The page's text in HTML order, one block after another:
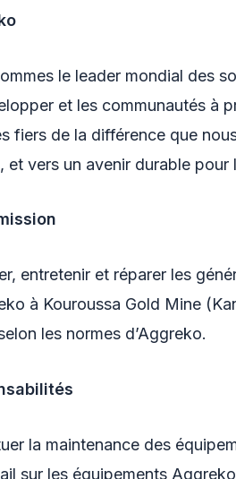
le leader mondial des
et les communautés à
fiers de la différence que
et vers un avenir durable pour
entretenir et réparer les
à Kouroussa Gold Mine
les normes d’Aggreko.
la maintenance des
sur les équipements Aggreko